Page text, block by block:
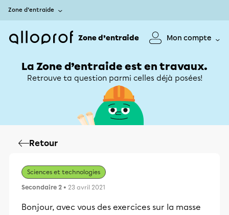
Zone d’entraide
Zone d’entraide Mon compte
La Zone d’entraide est en travaux.
Retrouve ta question parmi celles déjà posées!
Retour
Sciences et technologies
Secondaire 2 • 23 avril 2021
Bonjour, avec vous des exercices sur la masse